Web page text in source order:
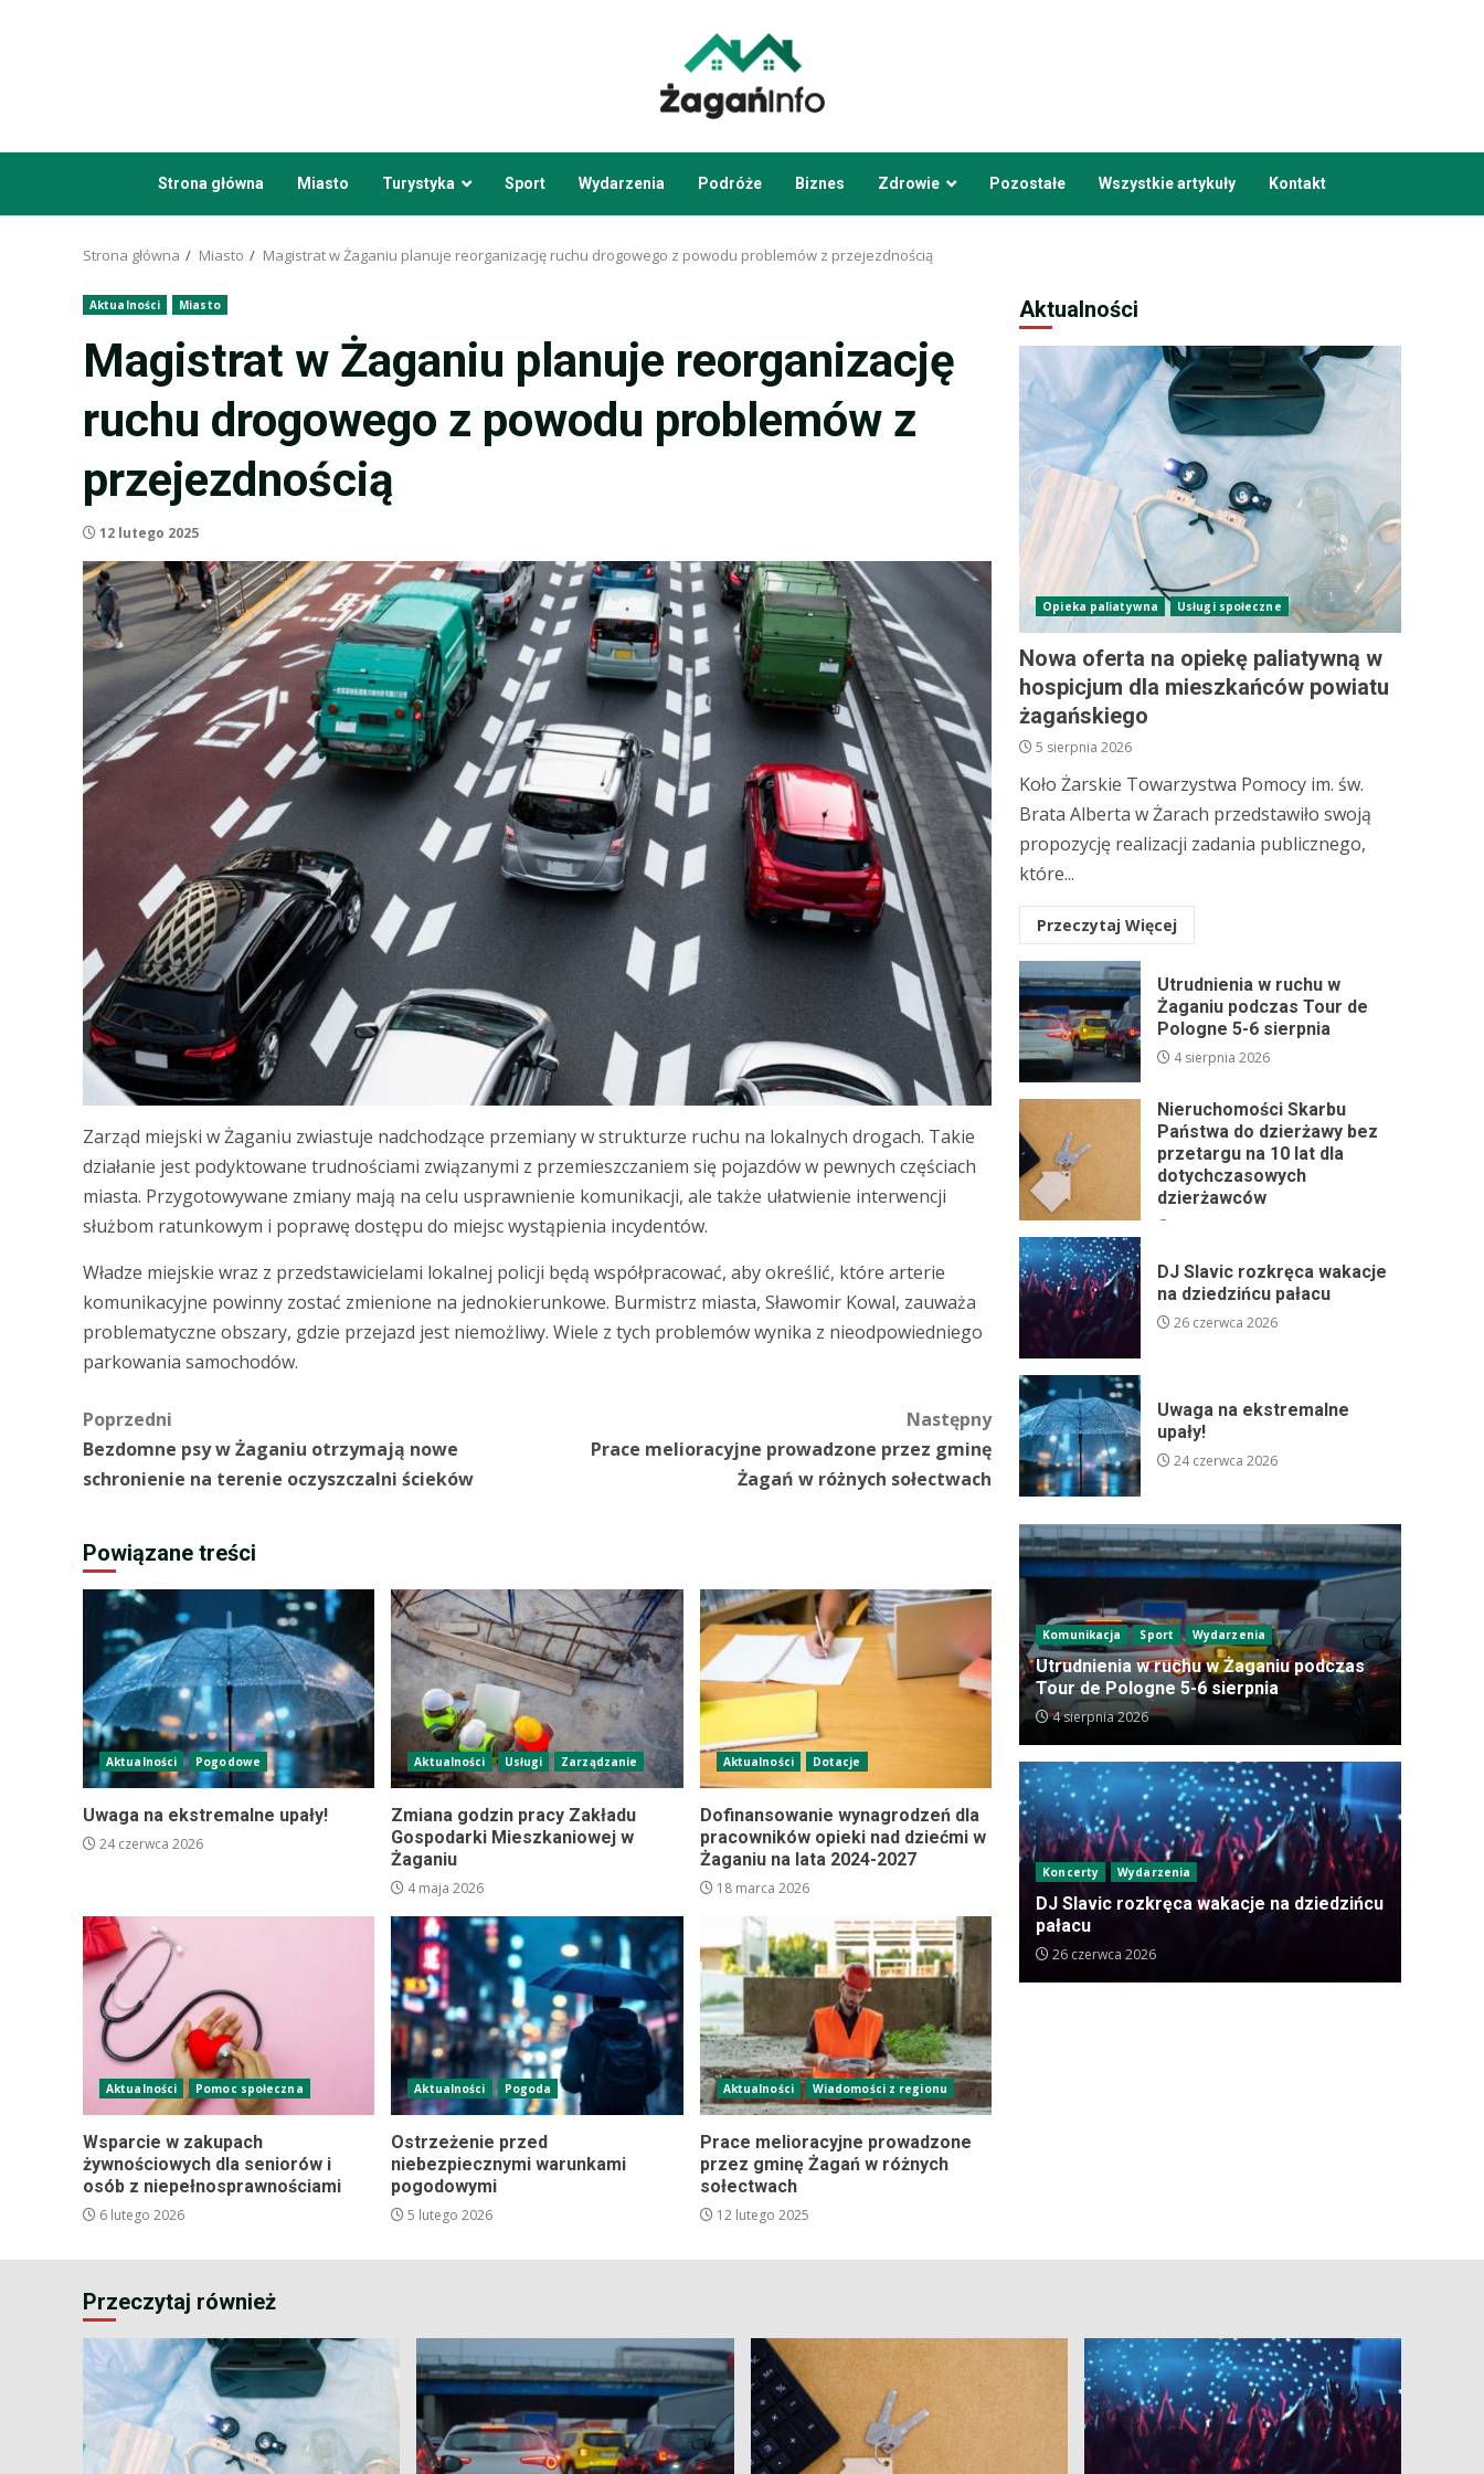
Strona główna Miasto Turystyka Sport Wydarzenia Podróże Biznes Zdrowie Pozostałe Wszystkie artykuły Kontakt
Strona główna Miasto Magistrat w Żaganiu planuje reorganizację ruchu drogowego z powodu problemów z przejezdnością
Aktualności Miasto
Magistrat w Żaganiu planuje reorganizację
ruchu drogowego z powodu problemów z
przejezdnością
12 lutego 2025
Zarząd miejski w Żaganiu zwiastuje nadchodzące przemiany w strukturze ruchu na lokalnych drogach. Takie
działanie jest podyktowane trudnościami związanymi z przemieszczaniem się pojazdów w pewnych częściach
miasta. Przygotowywane zmiany mają na celu usprawnienie komunikacji, ale także ułatwienie interwencji
służbom ratunkowym i poprawę dostępu do miejsc wystąpienia incydentów.
Władze miejskie wraz z przedstawicielami lokalnej policji będą współpracować, aby określić, które arterie
komunikacyjne powinny zostać zmienione na jednokierunkowe. Burmistrz miasta, Sławomir Kowal, zauważa
problematyczne obszary, gdzie przejazd jest niemożliwy. Wiele z tych problemów wynika z nieodpowiedniego
parkowania samochodów.
Zobacz
wpisy
Poprzedni
Bezdomne psy w Żaganiu otrzymają nowe
schronienie na terenie oczyszczalni ścieków
Następny
Prace melioracyjne prowadzone przez gminę
Żagań w różnych sołectwach
Powiązane treści
Aktualności Pogodowe
Uwaga na ekstremalne upały!
24 czerwca 2026
Aktualności Usługi Zarządzanie
Zmiana godzin pracy Zakładu
Gospodarki Mieszkaniowej w
Żaganiu
4 maja 2026
Aktualności Dotacje
Dofinansowanie wynagrodzeń dla
pracowników opieki nad dziećmi w
Żaganiu na lata 2024-2027
18 marca 2026
Aktualności Pomoc społeczna
Wsparcie w zakupach
żywnościowych dla seniorów i
osób z niepełnosprawnościami
6 lutego 2026
Aktualności Pogoda
Ostrzeżenie przed
niebezpiecznymi warunkami
pogodowymi
5 lutego 2026
Aktualności Wiadomości z regionu
Prace melioracyjne prowadzone
przez gminę Żagań w różnych
sołectwach
12 lutego 2025
Aktualności
Opieka paliatywna Usługi społeczne
Nowa oferta na opiekę paliatywną w
hospicjum dla mieszkańców powiatu
żagańskiego
5 sierpnia 2026
Koło Żarskie Towarzystwa Pomocy im. św.
Brata Alberta w Żarach przedstawiło swoją
propozycję realizacji zadania publicznego,
które...
Przeczytaj Więcej
Utrudnienia w ruchu w
Żaganiu podczas Tour de
Pologne 5-6 sierpnia
4 sierpnia 2026
Nieruchomości Skarbu
Państwa do dzierżawy bez
przetargu na 10 lat dla
dotychczasowych
dzierżawców
DJ Slavic rozkręca wakacje
na dziedzińcu pałacu
26 czerwca 2026
Uwaga na ekstremalne
upały!
24 czerwca 2026
Komunikacja Sport Wydarzenia
Utrudnienia w ruchu w Żaganiu podczas
Tour de Pologne 5-6 sierpnia
4 sierpnia 2026
Koncerty Wydarzenia
DJ Slavic rozkręca wakacje na dziedzińcu
pałacu
26 czerwca 2026
Przeczytaj również